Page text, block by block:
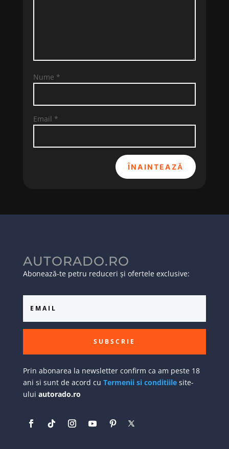
Nume *
Email *
ÎNAINTEAZĂ
AUTORADO.RO
Abonează-te petru reduceri și ofertele exclusive:
SUBSCRIE
Prin abonarea la newsletter confirm ca am peste 18
ani si sunt de acord cu Termenii si conditiilesite-
ului autorado.ro